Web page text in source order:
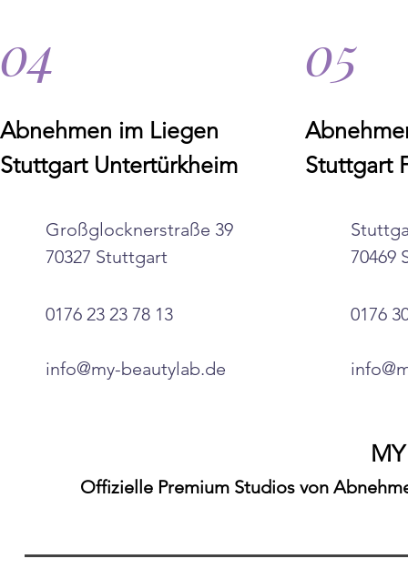
04
Abnehmen im Liegen
Stuttgart Untertürkheim
Großglocknerstraße 39
70327 Stuttgart
0176 23 23 78 13
info@my-beautylab.de
05
Stuttgart
70469
0176
Offizielle Premium Studios von